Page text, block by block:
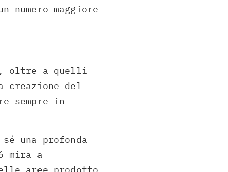
maggiore
, oltre a quelli
creazione del
sempre in
una profonda
mira a
aree prodotto